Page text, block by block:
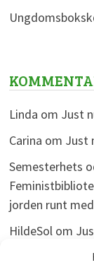
Linda om Just
Carina om Just
Semesterhets
jorden runt
HildeSolom